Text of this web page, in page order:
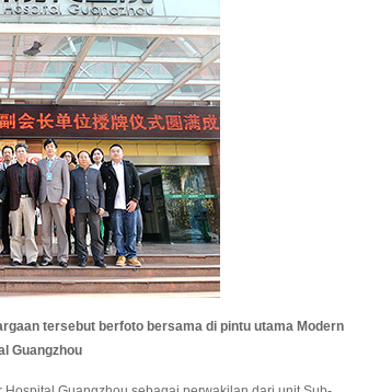
tersebut berfoto bersama di pintu utama Modern
Guangzhou